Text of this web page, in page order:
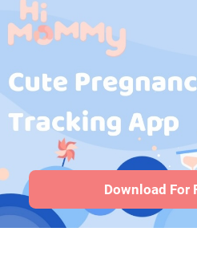
Medicamentos
durante el
embarazo·
Problemas de
salud del bebé·
Articles ·Politica
editorialDownload For